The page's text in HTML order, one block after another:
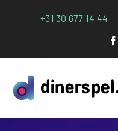
+31 30 677 14 44